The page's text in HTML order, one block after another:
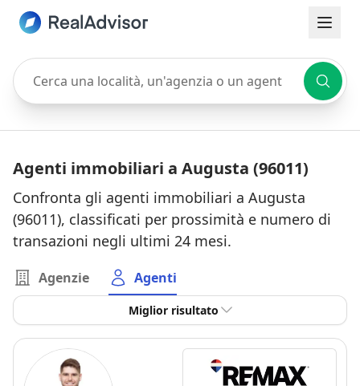
Cerca una località, un'agenzia o un agente
Agenti immobiliari a Augusta (96011)
Confronta gli agenti immobiliari a Augusta
(96011), classificati per prossimità e numero di
transazioni negli ultimi 24 mesi.
Agenzie Agenti
Miglior risultato